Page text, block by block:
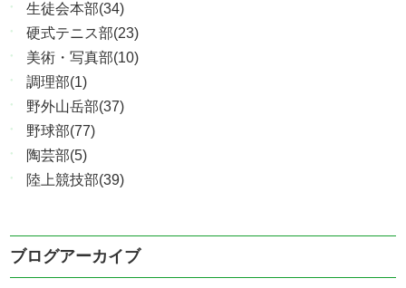
生徒会本部(34)
硬式テニス部(23)
美術・写真部(10)
調理部(1)
野外山岳部(37)
野球部(77)
陶芸部(5)
陸上競技部(39)
ブログアーカイブ